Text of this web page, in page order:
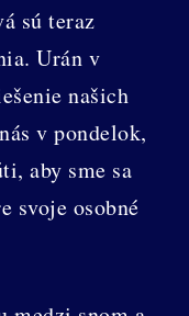
sú teraz
Urán v
našich
v pondelok,
aby sme sa
svoje osobné